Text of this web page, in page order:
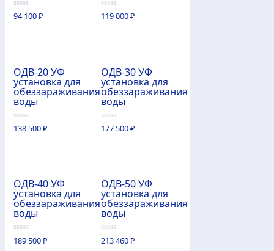
0
из
94 100₽
0
из
119 000₽
ОДВ-20 УФ
установка для
обеззараживания
воды
0
из
138 500₽
ОДВ-30 УФ
установка для
обеззараживания
воды
0
из
177 500₽
ОДВ-40 УФ
установка для
обеззараживания
воды
0
из
189 500₽
ОДВ-50 УФ
установка для
обеззараживания
воды
0
из
213 460₽